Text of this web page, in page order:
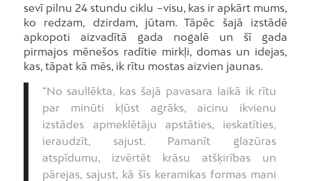
sevī pilnu 24 stundu ciklu –visu, kas ir apkārt mums,
ko redzam, dzirdam, jūtam. Tāpēc šajā izstādē
apkopoti aizvadītā gada nogalē un šī gada
pirmajos mēnešos radītie mirkļi, domas un idejas,
kas, tāpat kā mēs, ik rītu mostas aizvien jaunas.
“No saullēkta, kas šajā pavasara laikā ik rītu
par minūti kļūst agrāks, aicinu ikvienu
izstādes apmeklētāju apstāties, ieskatīties,
ieraudzīt, sajust. Pamanīt glazūras
atspīdumu, izvērtēt krāsu atšķirības un
pārejas, sajust, kā šīs keramikas formas mani